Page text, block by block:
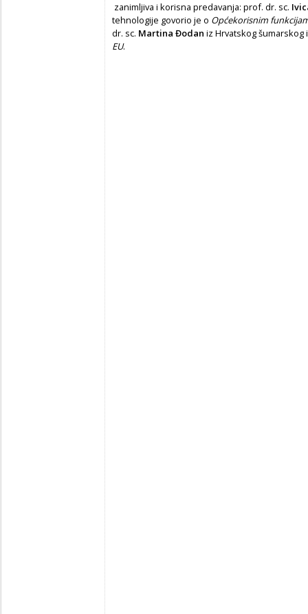
zanimljiva i korisna predavanja: prof. dr. sc.
tehnologije govorio je o Općekorisnim
dr. sc. Martina Đodan iz Hrvatskog
EU.